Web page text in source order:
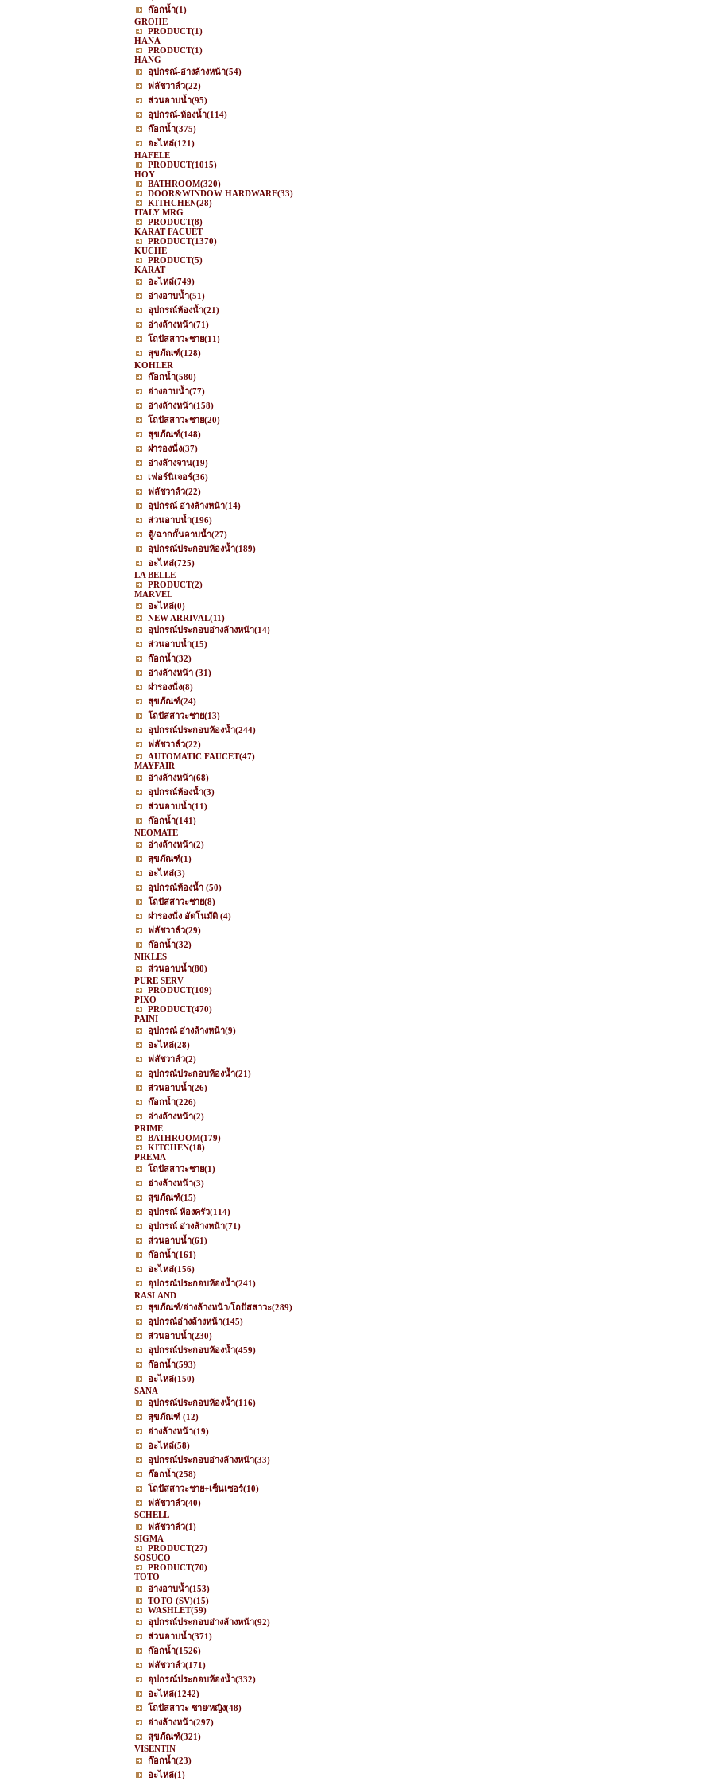
ก๊อกน้ำ(1)
GROHE
PRODUCT(1)
HANA
PRODUCT(1)
HANG
อุปกรณ์-อ่างล้างหน้า(54)
ฟลัชวาล์ว(22)
ส่วนอาบน้ำ(95)
อุปกรณ์-ห้องน้ำ(114)
ก๊อกน้ำ(375)
อะไหล่(121)
HAFELE
PRODUCT(1015)
HOY
BATHROOM(320)
DOOR&WINDOW HARDWARE(33)
KITHCHEN(28)
ITALY MRG
PRODUCT(8)
KARAT FACUET
PRODUCT(1370)
KUCHE
PRODUCT(5)
KARAT
อะไหล่(749)
อ่างอาบน้ำ(51)
อุปกรณ์ห้องน้ำ(21)
อ่างล้างหน้า(71)
โถปัสสาวะชาย(11)
สุขภัณฑ์(128)
KOHLER
ก๊อกน้ำ(580)
อ่างอาบน้ำ(77)
อ่างล้างหน้า(158)
โถปัสสาวะชาย(20)
สุขภัณฑ์(148)
ฝารองนั่ง(37)
อ่างล้างจาน(19)
เฟอร์นิเจอร์(36)
ฟลัชวาล์ว(22)
อุปกรณ์ อ่างล้างหน้า(14)
ส่วนอาบน้ำ(196)
ตู้/ฉากกั้นอาบน้ำ(27)
อุปกรณ์ประกอบห้องน้ำ(189)
อะไหล่(725)
LA BELLE
PRODUCT(2)
MARVEL
อะไหล่(0)
NEW ARRIVAL(11)
อุปกรณ์ประกอบอ่างล้างหน้า(14)
ส่วนอาบน้ำ(15)
ก๊อกน้ำ(32)
อ่างล้างหน้า (31)
ฝารองนั่ง(8)
สุขภัณฑ์(24)
โถปัสสาวะชาย(13)
อุปกรณ์ประกอบห้องน้ำ(244)
ฟลัชวาล์ว(22)
AUTOMATIC FAUCET(47)
MAYFAIR
อ่างล้างหน้า(68)
อุปกรณ์ห้องน้ำ(3)
ส่วนอาบน้ำ(11)
ก๊อกน้ำ(141)
NEOMATE
อ่างล้างหน้า(2)
สุขภัณฑ์(1)
อะไหล่(3)
อุปกรณ์ห้องน้ำ (50)
โถปัสสาวะชาย(8)
ฝารองนั่ง อัตโนมัติ (4)
ฟลัชวาล์ว(29)
ก๊อกน้ำ(32)
NIKLES
ส่วนอาบน้ำ(80)
PURE SERV
PRODUCT(109)
PIXO
PRODUCT(470)
PAINI
อุปกรณ์ อ่างล้างหน้า(9)
อะไหล่(28)
ฟลัชวาล์ว(2)
อุปกรณ์ประกอบห้องน้ำ(21)
ส่วนอาบน้ำ(26)
ก๊อกน้ำ(226)
อ่างล้างหน้า(2)
PRIME
BATHROOM(179)
KITCHEN(18)
PREMA
โถปัสสาวะชาย(1)
อ่างล้างหน้า(3)
สุขภัณฑ์(15)
อุปกรณ์ ห้องครัว(114)
อุปกรณ์ อ่างล้างหน้า(71)
ส่วนอาบน้ำ(61)
ก๊อกน้ำ(161)
อะไหล่(156)
อุปกรณ์ประกอบห้องน้ำ(241)
RASLAND
สุขภัณฑ์/อ่างล้างหน้า/โถปัสสาวะ(289)
อุปกรณ์อ่างล้างหน้า(145)
ส่วนอาบน้ำ(230)
อุปกรณ์ประกอบห้องน้ำ(459)
ก๊อกน้ำ(593)
อะไหล่(150)
SANA
อุปกรณ์ประกอบห้องน้ำ(116)
สุขภัณฑ์ (12)
อ่างล้างหน้า(19)
อะไหล่(58)
อุปกรณ์ประกอบอ่างล้างหน้า(33)
ก๊อกน้ำ(258)
โถปัสสาวะชาย+เซ็นเซอร์(10)
ฟลัชวาล์ว(40)
SCHELL
ฟลัชวาล์ว(1)
SIGMA
PRODUCT(27)
SOSUCO
PRODUCT(70)
TOTO
อ่างอาบน้ำ(153)
TOTO (SV)(15)
WASHLET(59)
อุปกรณ์ประกอบอ่างล้างหน้า(92)
ส่วนอาบน้ำ(371)
ก๊อกน้ำ(1526)
ฟลัชวาล์ว(171)
อุปกรณ์ประกอบห้องน้ำ(332)
อะไหล่(1242)
โถปัสสาวะ ชาย/หญิง(48)
อ่างล้างหน้า(297)
สุขภัณฑ์(321)
VISENTIN
ก๊อกน้ำ(23)
อะไหล่(1)